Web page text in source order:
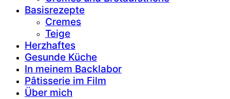
Basisrezepte
Cremes
Teige
Herzhaftes
Gesunde Küche
In meinem Backlabor
Pâtisserie im Film
Über mich